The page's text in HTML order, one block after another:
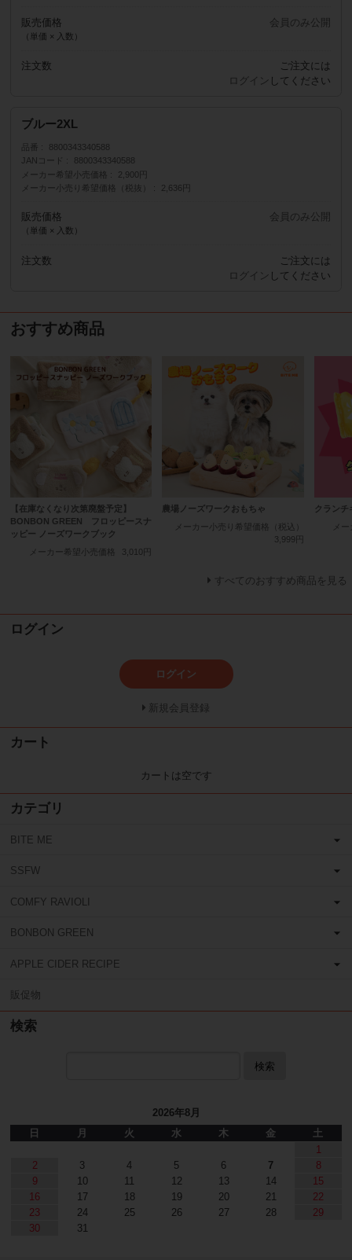
販売価格
（単価 × 入数）
会員のみ公開
注文数
ご注文には
ログイン してください
ブルー2XL
品番
8800343340588
JANコード
8800343340588
メーカー希望小売価格
2,900円
メーカー小売り希望価格（税抜）
2,636円
販売価格
（単価 × 入数）
会員のみ公開
注文数
ご注文には
ログイン してください
おすすめ商品
【在庫なくなり次第廃盤予定】
BONBON GREEN フロッピースナ
ッピー ノーズワークブック
メーカー希望小売価格
3,010円
農場ノーズワークおもちゃ
メーカー小売り希望価格（税込）
3,999円
クランチ
メ
すべてのおすすめ商品を見る
ログイン
ログイン
新規会員登録
カート
カートは空です
カテゴリ
BITE ME
SSFW
COMFY RAVIOLI
BONBON GREEN
APPLE CIDER RECIPE
販促物
検索
検索
2026年8月
日
月 火 水 木 金
土
1
2
3 4 5 6 7
8
9
10 11 12 13 14
15
16
17 18 19 20 21
22
23
24 25 26 27 28
29
30
31